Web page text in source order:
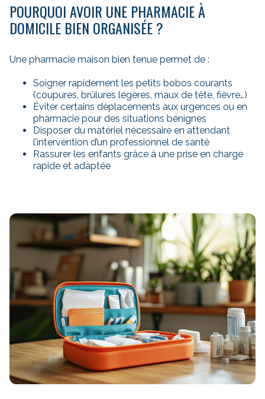
POURQUOI AVOIR UNE PHARMACIE À
DOMICILE BIEN ORGANISÉE ?
Une pharmacie maison bien tenue permet de :
Soigner rapidement les petits bobos courants
(coupures, brûlures légères, maux de tête, fièvre…)
Éviter certains déplacements aux urgences ou en
pharmacie pour des situations bénignes
Disposer du matériel nécessaire en attendant
l’intervention d’un professionnel de santé
Rassurer les enfants grâce à une prise en charge
rapide et adaptée